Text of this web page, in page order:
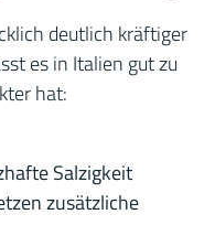
deutlich kräftiger
es in Italien gut zu
hat:
Salzigkeit
zusätzliche